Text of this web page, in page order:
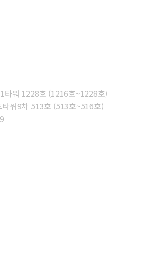
타워 1228호 (1216호~1228호)
워9차 513호 (513호~516호)